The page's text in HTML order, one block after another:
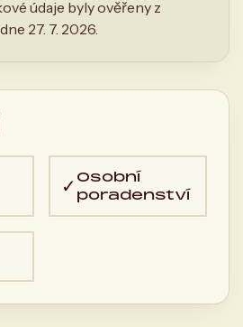
údaje byly ověřeny z
27. 7. 2026.
✓ Osobní
poradenství